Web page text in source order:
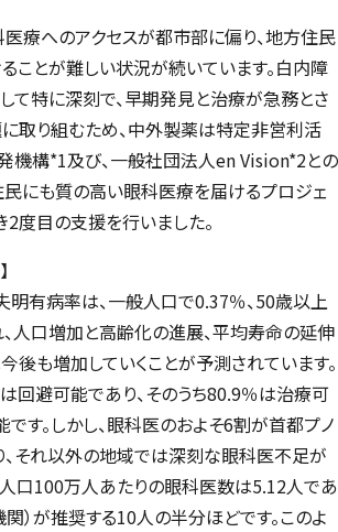
医療へのアクセスが都市部に偏り、地方住民
ことが難しい状況が続いています。白内障
て特に深刻で、早期発見と治療が急務とさ
に取り組むため、中外製薬は特定非営利活
機構*1及び、一般社団法人en Vision*2との
民にも質の高い眼科医療を届けるプロジェ
2度目の支援を行いました。
明有病率は、一般人口で0.37％、50歳以上
人口増加と高齢化の進展、平均寿命の延伸
後も増加していくことが予測されています。
回避可能であり、そのうち80.9％は治療可
す。しかし、眼科医のおよそ6割が首都プノ
、それ以外の地域では深刻な眼科医不足が
人口100万人あたりの眼科医数は5.12人であ
関）が推奨する10人の半分ほどです。このよ